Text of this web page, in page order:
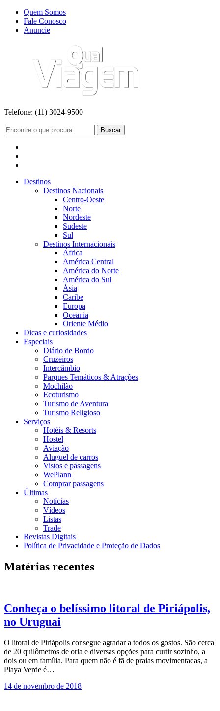
Quem Somos
Fale Conosco
Anuncie
Telefone: (11) 3024-9500
Buscar
Destinos
Destinos Nacionais
Centro-Oeste
Norte
Nordeste
Sudeste
Sul
Destinos Internacionais
África
América Central
América do Norte
América do Sul
Ásia
Caribe
Europa
Oceania
Oriente Médio
Dicas e curiosidades
Especiais
Diário de Bordo
Cruzeiros
Intercâmbio
Parques Temáticos & Atrações
Mochilão
Ecoturismo
Turismo de Aventura
Turismo Religioso
Serviços
Hotéis & Resorts
Hostel
Aviação
Aluguel de carros
Vistos e passagens
WePlann
Comprar passagens
Últimas
Notícias
Vídeos
Listas
Trade
Revistas Digitais
Política de Privacidade e Proteção de Dados
Matérias recentes
Conheça o belíssimo litoral de Piriápolis,
no Uruguai
O litoral de Piriápolis consegue agradar a todos os gostos. São cerca
de 20 quilômetros de orla e diversas opções para curtir sozinho, a
dois ou em família. Para quem não é fã de praias movimentadas, a
Playa Verde é…
14 de novembro de 2018